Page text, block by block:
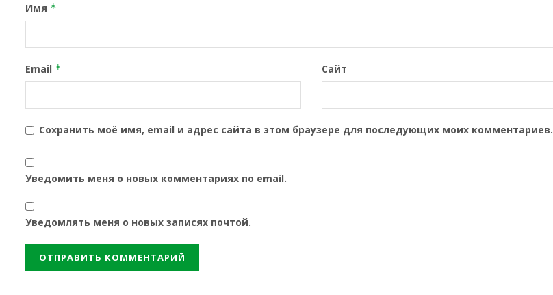
Имя *
Email * Сайт
Сохранить моё имя, email и адрес сайта в этом браузере для последующих моих комментариев.
Уведомить меня о новых комментариях по email.
Уведомлять меня о новых записях почтой.